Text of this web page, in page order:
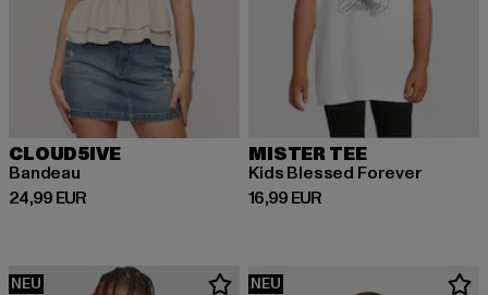
CLOUD5IVE
Bandeau
24,99 EUR
Derzeitiger Preis: 24,99 EUR
MISTER TEE
Kids Blessed Forever
16,99 EUR
Derzeitiger Preis: 16,99 EUR
NEU NEU